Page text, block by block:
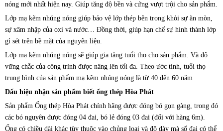
nóng mới nhất hiện nay. Giúp tăng độ bền và cứng vượt trội cho sản phẩm.
Lớp mạ kẽm nhúng nóng giúp bảo vệ lớp thép bên trong khỏi sự ăn mòn,
sự xâm nhập của oxi và nước… Đồng thời, giúp hạn chế sự hình thành lớp
gỉ sét trên bề mặt của nguyên liệu.
Lớp mạ kẽm nhúng nóng sẽ giúp gia tăng tuổi thọ cho sản phẩm. Và độ
vững chắc của công trình được nâng lên tối đa. Theo ước tính, tuổi thọ
trung bình của sản phẩm mạ kẽm nhúng nóng là từ 40 đến 60 năm
Dấu hiệu nhận sản phẩm biết ống thép Hòa Phát
Sản phẩm Ống thép Hòa Phát chính hãng được đóng bó gọn gàng, trong đó
các bó nguyên được đóng 04 đai, bó lẻ đóng 03 đai (đối với hàng 6m).
Ống có chiều dài khác tùy thuộc vào chủng loại và độ dày mà số đai có thể